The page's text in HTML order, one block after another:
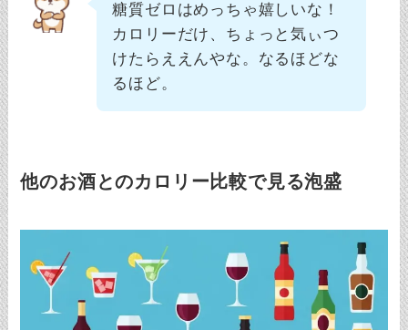
糖質ゼロはめっちゃ嬉しいな！
カロリーだけ、ちょっと気ぃつ
けたらええんやな。なるほどな
るほど。
他のお酒とのカロリー比較で見る泡盛